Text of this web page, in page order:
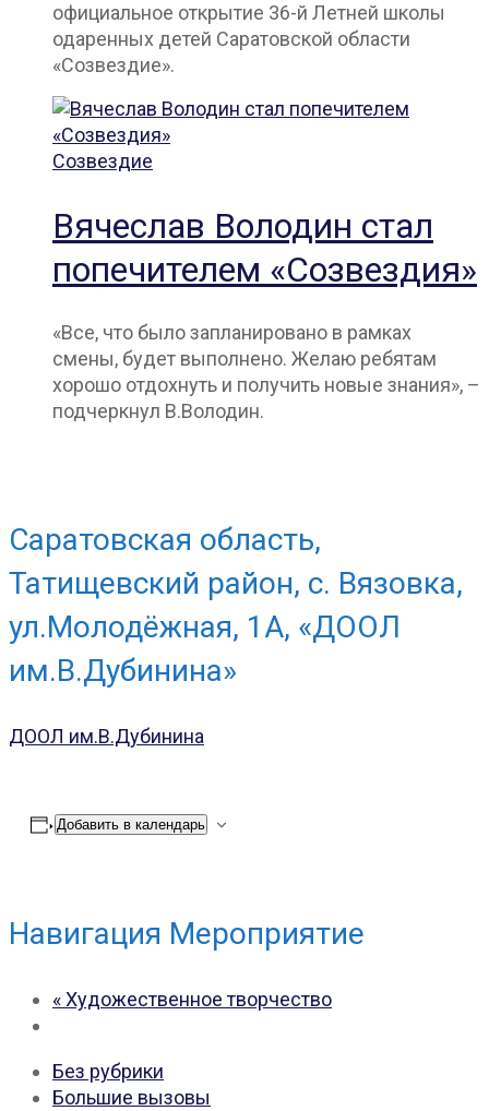
официальное открытие 36-й Летней школы
одаренных детей Саратовской области
«Созвездие».
Созвездие
Вячеслав Володин стал
попечителем «Созвездия»
«Все, что было запланировано в рамках
смены, будет выполнено. Желаю ребятам
хорошо отдохнуть и получить новые знания», –
подчеркнул В.Володин.
Саратовская область,
Татищевский район, с. Вязовка,
ул.Молодёжная, 1А, «ДООЛ
им.В.Дубинина»
ДООЛ им.В.Дубинина
Добавить в календарь
Навигация Мероприятие
«Художественное творчество
Без рубрики
Большие вызовы